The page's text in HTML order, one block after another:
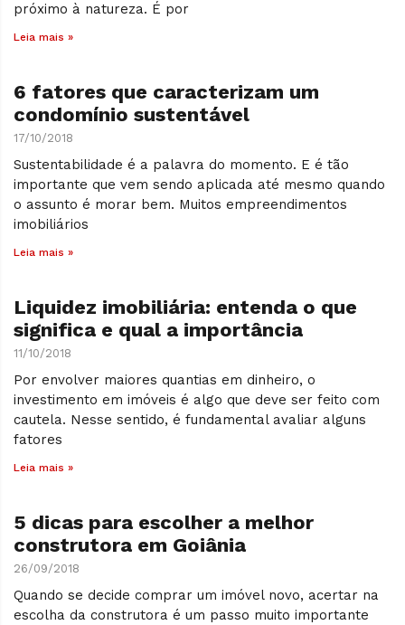
próximo à natureza. É por
Leia mais »
6 fatores que caracterizam um
condomínio sustentável
17/10/2018
Sustentabilidade é a palavra do momento. E é tão
importante que vem sendo aplicada até mesmo quando
o assunto é morar bem. Muitos empreendimentos
imobiliários
Leia mais »
Liquidez imobiliária: entenda o que
significa e qual a importância
11/10/2018
Por envolver maiores quantias em dinheiro, o
investimento em imóveis é algo que deve ser feito com
cautela. Nesse sentido, é fundamental avaliar alguns
fatores
Leia mais »
5 dicas para escolher a melhor
construtora em Goiânia
26/09/2018
Quando se decide comprar um imóvel novo, acertar na
escolha da construtora é um passo muito importante